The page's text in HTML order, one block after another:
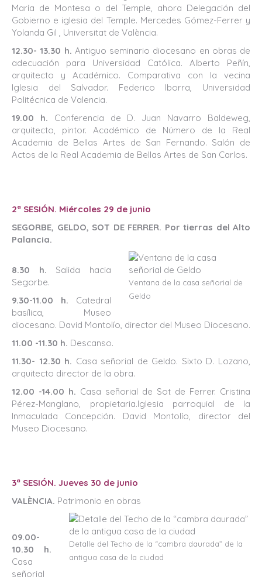
María de Montesa o del Temple, ahora Delegación del
Gobierno e iglesia del Temple. Mercedes Gómez-Ferrer y
Yolanda Gil , Universitat de València.
12.30- 13.30 h. Antiguo seminario diocesano en obras de
adecuación para Universidad Católica. Alberto Peñín,
arquitecto y Académico. Comparativa con la vecina
Iglesia del Salvador. Federico Iborra, Universidad
Politécnica de Valencia.
19.00 h. Conferencia de D. Juan Navarro Baldeweg,
arquitecto, pintor. Académico de Número de la Real
Academia de Bellas Artes de San Fernando. Salón de
Actos de la Real Academia de Bellas Artes de San Carlos.
2ª SESIÓN. Miércoles 29 de junio
SEGORBE, GELDO, SOT DE FERRER. Por tierras del Alto
Palancia.
Ventana de la casa señorial de
Geldo
8.30 h. Salida hacia
Segorbe.
9.30-11.00 h. Catedral
basílica, Museo
diocesano. David Montolío, director del Museo Diocesano.
11.00 -11.30 h. Descanso.
11.30- 12.30 h. Casa señorial de Geldo. Sixto D. Lozano,
arquitecto director de la obra.
12.00 -14.00 h. Casa señorial de Sot de Ferrer. Cristina
Pérez-Manglano, propietaria.Iglesia parroquial de la
Inmaculada Concepción. David Montolío, director del
Museo Diocesano.
3ª SESIÓN. Jueves 30 de junio
VALÈNCIA. Patrimonio en obras
Detalle del Techo de la “cambra daurada” de la
antigua casa de la ciudad
09.00-
10.30 h.
Casa
señorial